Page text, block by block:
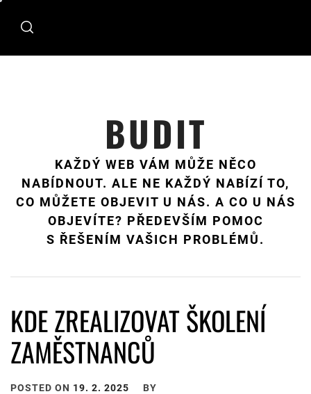
BUDIT
KAŽDÝ WEB VÁM MŮŽE NĚCO
NABÍDNOUT. ALE NE KAŽDÝ NABÍZÍ TO,
CO MŮŽETE OBJEVIT U NÁS. A CO U NÁS
OBJEVÍTE? PŘEDEVŠÍM POMOC
S ŘEŠENÍM VAŠICH PROBLÉMŮ.
KDE ZREALIZOVAT ŠKOLENÍ
ZAMĚSTNANCŮ
POSTED ON 19. 2. 2025 BY